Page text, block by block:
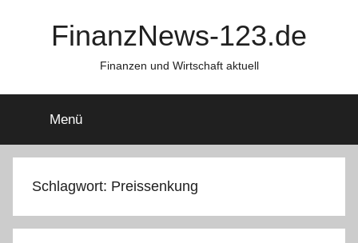
FinanzNews-123.de
Finanzen und Wirtschaft aktuell
Menü
Schlagwort: Preissenkung